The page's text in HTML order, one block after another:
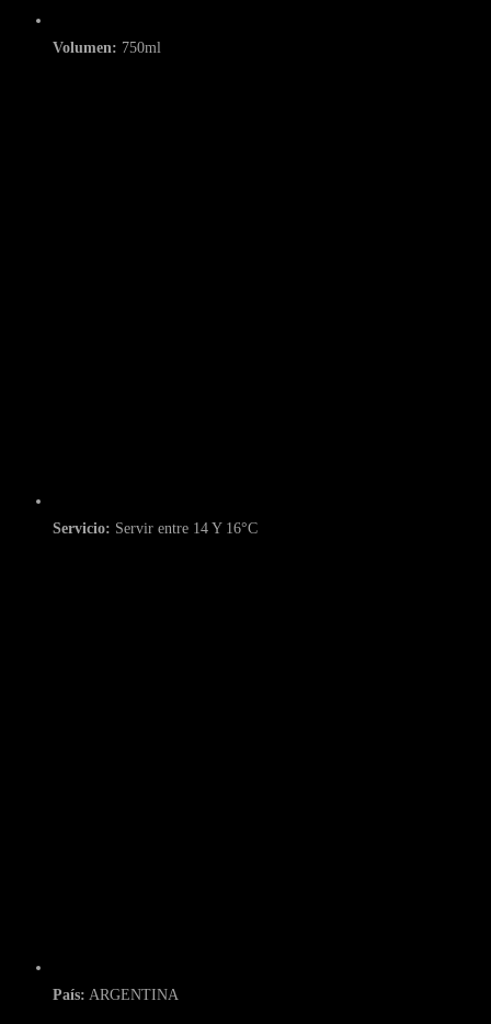
Volumen: 750ml
Servicio: Servir entre 14 Y 16°C
País: ARGENTINA